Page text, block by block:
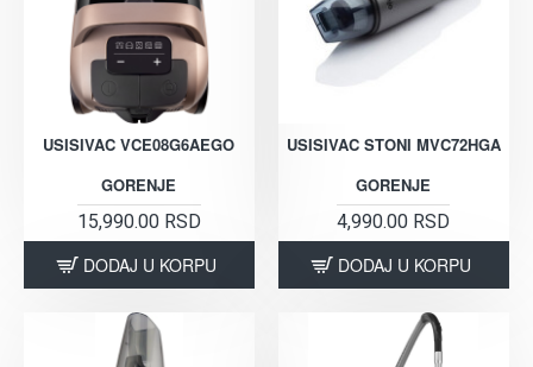
USISIVAC VCE08G6AEGO
GORENJE
15,990.00 RSD
DODAJ U KORPU
USISIVAC STONI MVC72HGA
GORENJE
4,990.00 RSD
DODAJ U KORPU